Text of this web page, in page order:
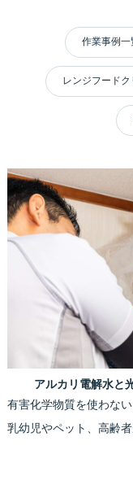
作業事例
レンジフード
アルカリ電解水と
有害化学物質を使わな
乳幼児やペット、高齢